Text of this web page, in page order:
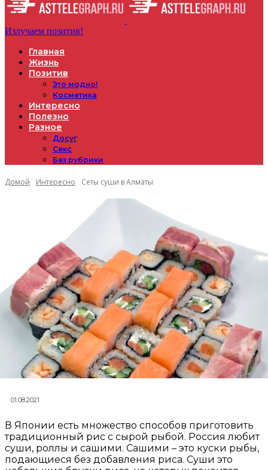
Излучаем позитив!
Главная
Жизнь
Позитив
Это модно!
Косметика
Интересно
Полезно
Разное
Досуг
Секс
Без рубрики
Домой Интересно Сеты суши в Алматы
01.08.2021
В Японии есть множество способов приготовить
традиционный рис с сырой рыбой. Россия любит
суши, роллы и сашими. Сашими – это куски рыбы,
подающиеся без добавления риса. Суши это